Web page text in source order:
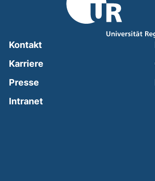
Kontakt
Karriere
Presse
Intranet(external link, opens in a